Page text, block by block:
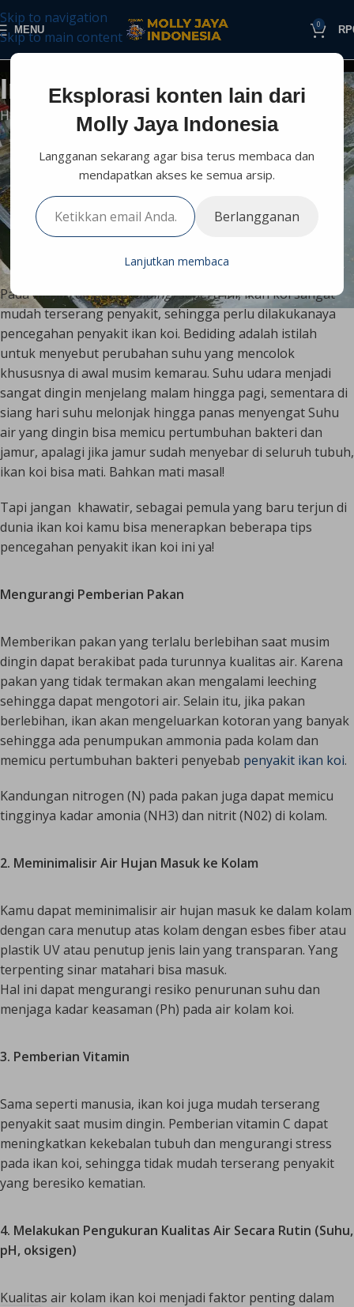
Skip to navigation
Skip to main content
MENU 0 RP
Informasi Perikanan
Home Budidaya Penyakit Ikan
PENYAKIT IKAN
Cara Mencegah Penyakit Pada
Ikan Koi Saat Musim Dingin
(Bediding)
Pada musim dingin (bediding)seperti ini, ikan koi sangat
mudah terserang penyakit, sehingga perlu dilakukanaya
pencegahan penyakit ikan koi. Bediding adalah istilah
untuk menyebut perubahan suhu yang mencolok
khususnya di awal musim kemarau. Suhu udara menjadi
sangat dingin menjelang malam hingga pagi, sementara di
siang hari suhu melonjak hingga panas menyengat Suhu
air yang dingin bisa memicu pertumbuhan bakteri dan
jamur, apalagi jika jamur sudah menyebar di seluruh tubuh,
ikan koi bisa mati. Bahkan mati masal!
Tapi jangan khawatir, sebagai pemula yang baru terjun di
dunia ikan koi kamu bisa menerapkan beberapa tips
pencegahan penyakit ikan koi ini ya!
Mengurangi Pemberian Pakan
Memberikan pakan yang terlalu berlebihan saat musim
dingin dapat berakibat pada turunnya kualitas air. Karena
pakan yang tidak termakan akan mengalami leeching
sehingga dapat mengotori air. Selain itu, jika pakan
berlebihan, ikan akan mengeluarkan kotoran yang banyak
sehingga ada penumpukan ammonia pada kolam dan
memicu pertumbuhan bakteri penyebab penyakit ikan koi.
Kandungan nitrogen (N) pada pakan juga dapat memicu
tingginya kadar amonia (NH3) dan nitrit (N02) di kolam.
2. Meminimalisir Air Hujan Masuk ke Kolam
Kamu dapat meminimalisir air hujan masuk ke dalam kolam
dengan cara menutup atas kolam dengan esbes fiber atau
plastik UV atau penutup jenis lain yang transparan. Yang
terpenting sinar matahari bisa masuk.
Hal ini dapat mengurangi resiko penurunan suhu dan
menjaga kadar keasaman (Ph) pada air kolam koi.
3. Pemberian Vitamin
Sama seperti manusia, ikan koi juga mudah terserang
penyakit saat musim dingin. Pemberian vitamin C dapat
meningkatkan kekebalan tubuh dan mengurangi stress
pada ikan koi, sehingga tidak mudah terserang penyakit
yang beresiko kematian.
4. Melakukan Pengukuran Kualitas Air Secara Rutin (Suhu,
pH, oksigen)
Kualitas air kolam ikan koi menjadi faktor penting dalam
Eksplorasi konten lain dari
Molly Jaya Indonesia
Langganan sekarang agar bisa terus membaca dan
mendapatkan akses ke semua arsip.
Berlangganan
Lanjutkan membaca